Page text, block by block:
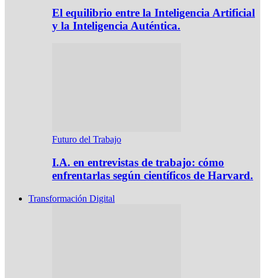
El equilibrio entre la Inteligencia Artificial
y la Inteligencia Auténtica.
Futuro del Trabajo
I.A. en entrevistas de trabajo: cómo
enfrentarlas según científicos de Harvard.
Transformación Digital